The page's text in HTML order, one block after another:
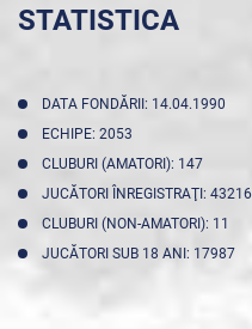
STATISTICA
DATA FONDĂRII: 14.04.1990
ECHIPE: 2053
CLUBURI (AMATORI): 147
JUCĂTORI ÎNREGISTRAŢI: 43216
CLUBURI (NON-AMATORI): 11
JUCĂTORI SUB 18 ANI: 17987